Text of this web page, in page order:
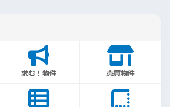
求む！物件 売買物件